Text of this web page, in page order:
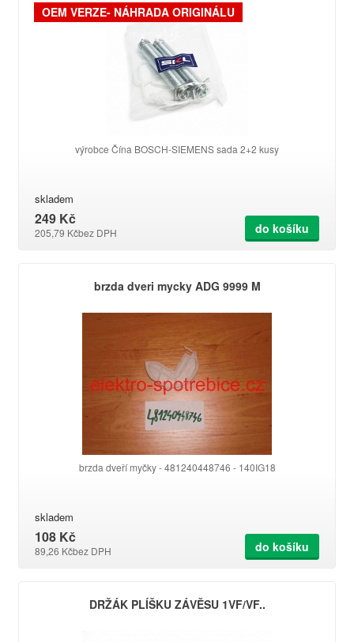
OEM VERZE- NÁHRADA ORIGINÁLU
výrobce Čína BOSCH-SIEMENS sada 2+2 kusy
skladem
249 Kč
205,79 Kčbez DPH do košíku
brzda dveri mycky ADG 9999 M
brzda dveří myčky - 481240448746 - 140IG18
skladem
108 Kč
89,26 Kčbez DPH do košíku
DRŽÁK PLÍŠKU ZÁVĚSU 1VF/VF..